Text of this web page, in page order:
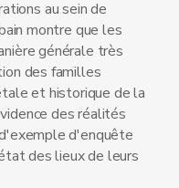
au sein de
montre que les
générale très
des familles
et historique de la
des réalités
d'enquête
des lieux de leurs